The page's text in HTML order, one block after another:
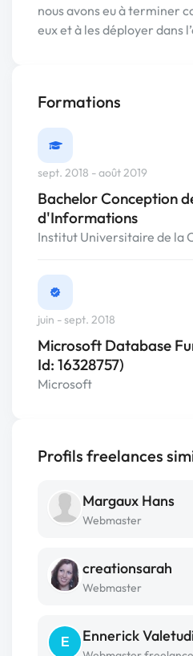
nous avons eu à terminer
eux et à les déployer dans
Formations
sept. 2018 - août 2019
Bachelor Conception
d'Informations
Institut Universitaire de la
juin - sept. 2018
Microsoft Database
Id: 16328757)
Microsoft
Profils freelances
Margaux Hans
Webmaster
creationsarah
Webmaster
E Ennerick